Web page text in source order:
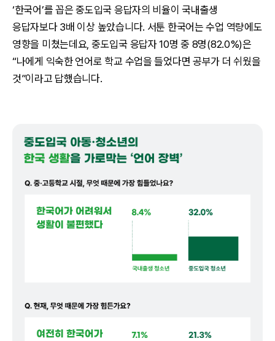
‘한국어’를 꼽은 중도입국 응답자의 비율이 국내출생
응답자보다 3배 이상 높았습니다. 서툰 한국어는 수업 역량에도
영향을 미쳤는데요, 중도입국 응답자 10명 중 8명(82.0%)은
“나에게 익숙한 언어로 학교 수업을 들었다면 공부가 더 쉬웠을
것”이라고 답했습니다.